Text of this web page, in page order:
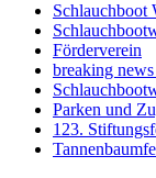
Schlauchboot
Förderverein
breaking
Parken und
123.